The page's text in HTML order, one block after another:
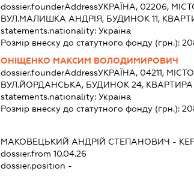
dossier.founderAddressУКРАЇНА, 02206,
ВУЛ.МАЛИШКА АНДРІЯ, БУДИНОК 11,
statements.nationality:Україна
Розмір внеску до статутного фонду (грн.):
ОНІЩЕНКО МАКСИМ ВОЛОДИМИРОВИЧ
dossier.founderAddressУКРАЇНА, 04211,
ВУЛ.ЙОРДАНСЬКА, БУДИНОК 24, КВАРТИРА
statements.nationality:Україна
Розмір внеску до статутного фонду (грн.):
МАКОВЕЦЬКИЙ АНДРІЙ СТЕПАНОВИЧ -
dossier.from 10.04.26
dossier.position -